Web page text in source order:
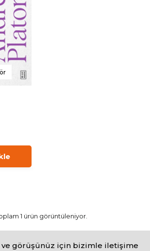
1 ürün görüntüleniyor.
görüşünüz için bizimle iletişime